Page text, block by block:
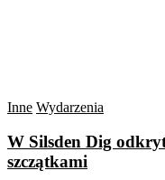
Inne Wydarzenia
W Silsden Dig
szczątkami